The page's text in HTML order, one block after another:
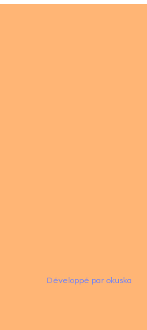
Développé par okuska